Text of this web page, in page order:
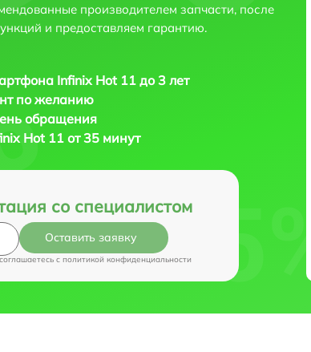
производителем запчасти, после
и предоставляем гарантию.
Infinix Hot 11 до 3 лет
по желанию
обращения
Hot 11 от 35 минут
со специалистом
Оставить заявку
c политикой конфиденциальности